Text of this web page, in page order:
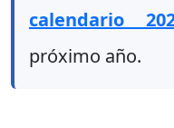
calendario
próximo año.